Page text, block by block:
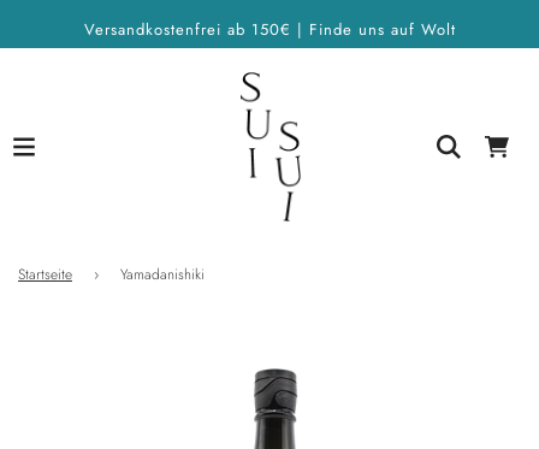
Versandkostenfrei ab 150€ | Finde uns auf Wolt
Startseite › Yamadanishiki